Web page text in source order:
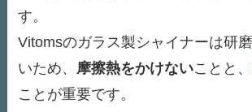
す。
Vitomsのガラス製シャイナーは研
いため、 摩擦熱をかけないことと、
ことが重要です。